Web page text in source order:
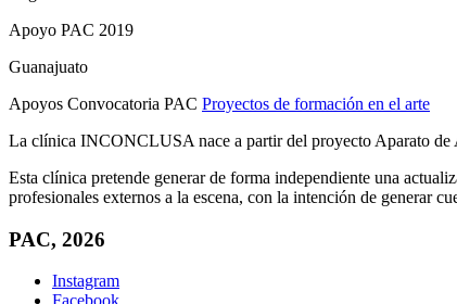
Apoyo PAC 2019
Guanajuato
Apoyos Convocatoria PAC Proyectos de formación en el arte
La clínica INCONCLUSA nace a partir del proyecto Aparato de
Esta clínica pretende generar de forma independiente una
profesionales externos a la escena, con la intención de generar
PAC, 2026
Instagram